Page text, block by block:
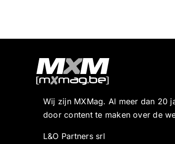
Wij zijn MXMag. Al meer dan 20
door content te maken over de
L&O Partners srl